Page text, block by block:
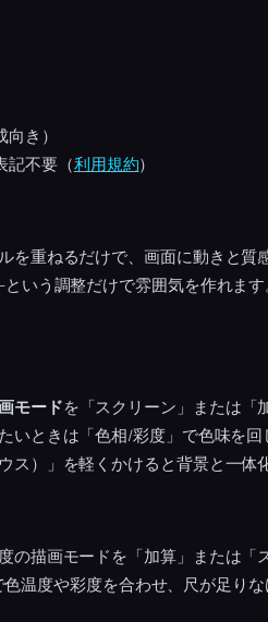
き）
記不要（利用規約）
を重ねるだけで、画面に動きと
いう調整だけで雰囲気を作れま
モードを「スクリーン」または「
いときは「色相/彩度」で色味を
）」を軽くかけると背景と一体
の描画モードを「加算」または
温度や彩度を合わせ、尺が足り